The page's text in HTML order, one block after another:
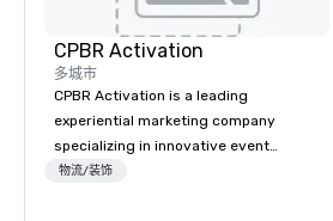
CPBR Activation
多城市
CPBR Activation is a leading
experiential marketing company
specializing in innovative event
entertainment and interactive brand
物流/装饰